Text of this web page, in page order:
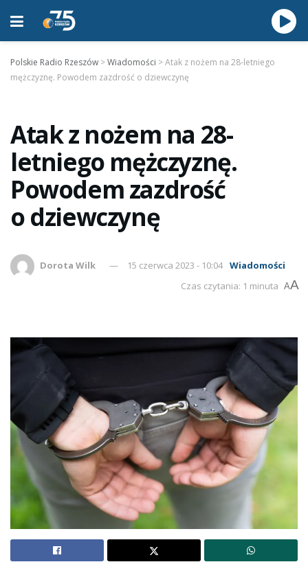
Polskie Radio Rzeszów >Wiadomości >Atak z nożem na 28-letniego
mężczyznę. Powodem zazdrość o dziewczynę
Atak z nożem na 28-
letniego mężczyznę.
Powodem zazdrość
o dziewczynę
Dorota Wilk 15 czerwca 2023 - 10:04 Wiadomości
Czas czytania: 1 minuta AA